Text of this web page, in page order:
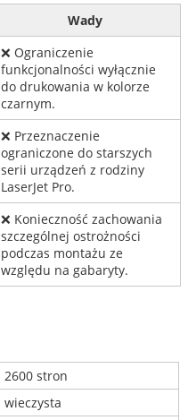
Wady
❌ Ograniczenie
funkcjonalności wyłącznie
do drukowania w kolorze
czarnym.
❌ Przeznaczenie
ograniczone do starszych
serii urządzeń z rodziny
LaserJet Pro.
❌ Konieczność zachowania
szczególnej ostrożności
podczas montażu ze
względu na gabaryty.
2600 stron
wieczysta